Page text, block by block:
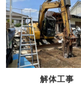
解体工事